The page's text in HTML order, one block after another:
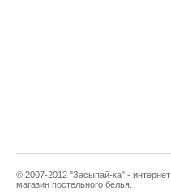
© 2007-2012 "Засыпай-ка" - интернет
магазин постельного белья.